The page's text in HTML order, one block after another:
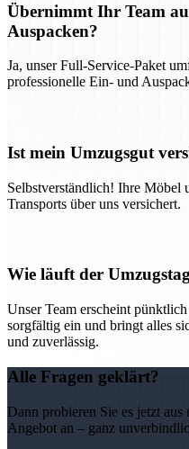
Übernimmt Ihr Team
Auspacken?
Ja, unser Full-Service-Paket
professionelle Ein- und
Ist mein Umzugsgut
Selbstverständlich! Ihre Möbel
Transports über uns versichert.
Wie läuft der
Unser Team erscheint
sorgfältig ein und bringt alles
und zuverlässig.
Alle Fragen geklärt?
Dann probieren Sie es jetzt
Angebot an – ganz